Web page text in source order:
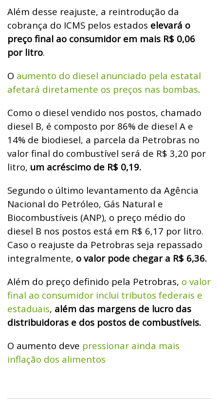
Além desse reajuste, a reintrodução da
cobrança do ICMS pelos estados elevará o
preço final ao consumidor em mais R$ 0,06
por litro.
O aumento do diesel anunciado pela estatal
afetará diretamente os preços nas bombas.
Como o diesel vendido nos postos, chamado
diesel B, é composto por 86% de diesel A e
14% de biodiesel, a parcela da Petrobras no
valor final do combustível será de R$ 3,20 por
litro, um acréscimo de R$ 0,19.
Segundo o último levantamento da Agência
Nacional do Petróleo, Gás Natural e
Biocombustíveis (ANP), o preço médio do
diesel B nos postos está em R$ 6,17 por litro.
Caso o reajuste da Petrobras seja repassado
integralmente, o valor pode chegar a R$ 6,36.
Além do preço definido pela Petrobras, o valor
final ao consumidor inclui tributos federais e
estaduais, além das margens de lucro das
distribuidoras e dos postos de combustíveis.
O aumento deve pressionar ainda mais
inflação dos alimentos